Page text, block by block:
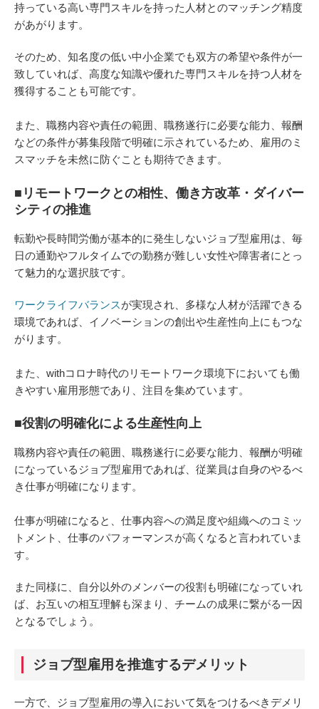
持っている高い専門スキルを持った人材とのマッチング精度
があがります。
そのため、知名度の低い中小企業でも双方の希望や条件が一
致していれば、高度な知識や優れた専門スキルを持つ人材を
獲得することも可能です。
また、職務内容や責任の範囲、職務遂行に必要な能力、報酬
などの条件が募集段階で明確に示されているため、雇用のミ
スマッチを未然に防ぐことも期待できます。
■リモートワークとの相性、働き方改革・ダイバー
シティの推進
転勤や長時間労働が基本的に発生しないジョブ型雇用は、毎
日の通勤やフルタイムでの勤務が難しい女性や障害者にとっ
て魅力的な選択肢です。
ワークライフバランスが実現され、多様な人材が活躍できる
環境であれば、イノベーションの創出や生産性向上にもつな
がります。
また、withコロナ時代のリモートワーク環境下においても働
きやすい雇用形態であり、注目を集めています。
■役割の明確化による生産性向上
職務内容や責任の範囲、職務遂行に必要な能力、報酬が明確
になっているジョブ型雇用であれば、従業員は自身のやるべ
き仕事が明確になります。
仕事が明確になると、仕事内容への満足度や組織へのコミッ
トメント、仕事のパフォーマンスが高くなると言われていま
す。
また同様に、自分以外のメンバーの役割も明確になっていれ
ば、お互いの相互理解も深まり、チームの成果に繋がる一因
となるでしょう。
ジョブ型雇用を推進するデメリット
一方で、ジョブ型雇用の導入において気をつけるべきデメリ